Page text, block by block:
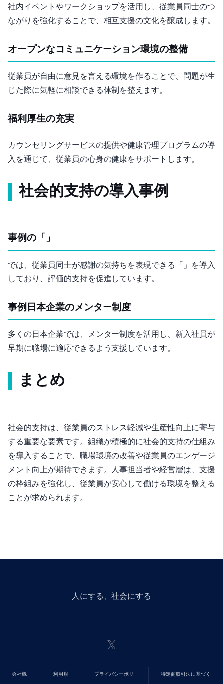
社内イベントやワークショップを活用し、従業員同士のつ
ながりを強化することで、相互支援の文化を醸成します。
4. オープンなコミュニケーション環境の整備
従業員が自由に意見を言える環境を作ることで、問題が生
じた際に気軽に相談できる体制を整えます。
5. 福利厚生の充実
カウンセリングサービスの提供や健康管理プログラムの導
入を通じて、従業員の心身の健康をサポートします。
社会的支持の導入事例
事例1: Googleの「Peer Bonus Program」
Googleでは、従業員同士が感謝の気持ちを表現できる「Peer Bonus Program」を導入
しており、評価的支持を促進しています。
事例2: 日本企業のメンター制度
多くの日本企業では、メンター制度を活用し、新入社員が
早期に職場に適応できるよう支援しています。
まとめ
社会的支持は、従業員のストレス軽減や生産性向上に寄与
する重要な要素です。組織が積極的に社会的支持の仕組み
を導入することで、職場環境の改善や従業員のエンゲージ
メント向上が期待できます。人事担当者や経営層は、支援
の枠組みを強化し、従業員が安心して働ける環境を整える
ことが求められます。
人にGiveする、社会にGiveする
会社概 利用規 プライバシーポリ 特定商取引法に基づく